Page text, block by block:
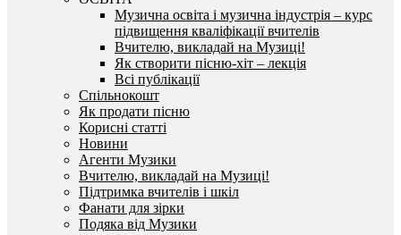
Музична освіта і музична індустрія – курс
підвищення кваліфікації вчителів
Вчителю, викладай на Музиці!
Як створити пісню-хіт – лекція
Всі публікації
Спільнокошт
Як продати пісню
Корисні статті
Новини
Агенти Музики
Вчителю, викладай на Музиці!
Підтримка вчителів і шкіл
Фанати для зірки
Подяка від Музики